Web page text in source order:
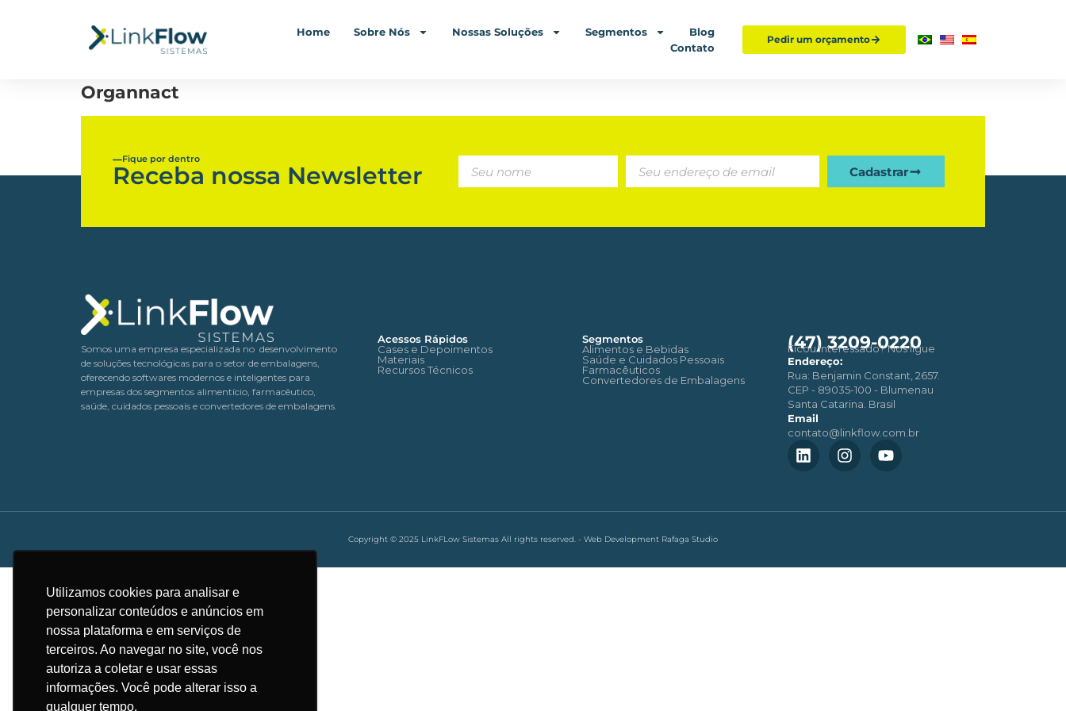
Utilizamos cookies para analisar e
personalizar conteúdos e anúncios em
nossa plataforma e em serviços de
terceiros. Ao navegar no site, você nos
autoriza a coletar e usar essas
informações. Você pode alterar isso a
qualquer tempo.
Home Sobre Nós Nossas Soluções Segmentos
Blog
Contato
Pedir um orçamento
Organnact
Fique por dentro
Receba nossa Newsletter Cadastrar
Somos uma empresa especializada no desenvolvimento
de soluções tecnológicas para o setor de embalagens,
oferecendo softwares modernos e inteligentes para
empresas dos segmentos alimentício, farmacêutico,
saúde, cuidados pessoais e convertedores de embalagens.
Acessos Rápidos
Cases e Depoimentos
Materiais
Recursos Técnicos
Segmentos
Alimentos e Bebidas
Saúde e Cuidados Pessoais
Farmacêuticos
Convertedores de Embalagens
(47) 3209-0220
Ficou Interessado? Nos ligue
Endereço:
Rua: Benjamin Constant, 2657.
CEP - 89035-100 - Blumenau
Santa Catarina. Brasil
Email
contato@linkflow.com.br
Copyright © 2025 LinkFLow Sistemas All rights reserved. - Web Development Rafaga Studio